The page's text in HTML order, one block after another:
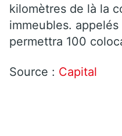
kilomètres de là la
immeubles.
permettra 100
Source : Capital